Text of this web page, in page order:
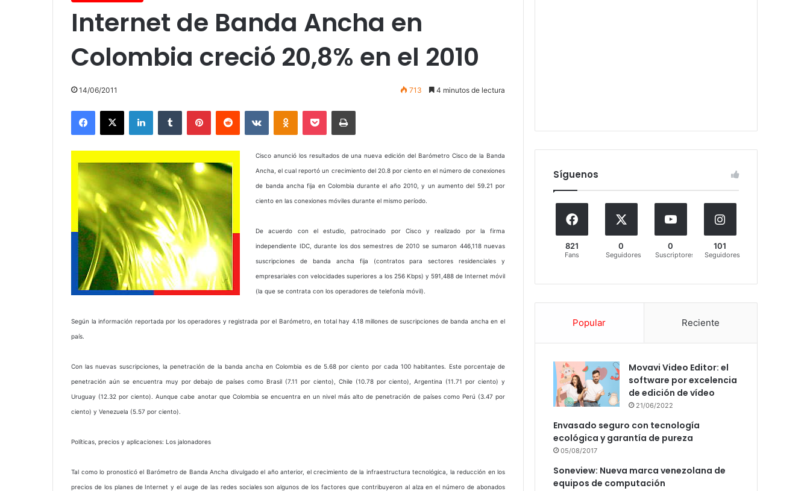
Internet de Banda Ancha en
Colombia creció 20,8% en el 2010
14/06/2011 713 4 minutos de lectura
Facebook
X LinkedInTumblr PinterestReddit VKontakteOdnoklassniki
Pocket Imprimir
Cisco anunció los resultados de una nueva edición del Barómetro Cisco de la Banda
Ancha, el cual reportó un crecimiento del 20.8 por ciento en el número de conexiones
de banda ancha fija en Colombia durante el año 2010, y un aumento del 59.21 por
ciento en las conexiones móviles durante el mismo período.
De acuerdo con el estudio, patrocinado por Cisco y realizado por la firma
independiente IDC, durante los dos semestres de 2010 se sumaron 446,118 nuevas
suscripciones de banda ancha fija (contratos para sectores residenciales y
empresariales con velocidades superiores a los 256 Kbps) y 591,488 de Internet móvil
(la que se contrata con los operadores de telefonía móvil).
Según la información reportada por los operadores y registrada por el Barómetro, en total hay 4.18 millones de suscripciones de banda ancha en el
país.
Con las nuevas suscripciones, la penetración de la banda ancha en Colombia es de 5.68 por ciento por cada 100 habitantes. Este porcentaje de
penetración aún se encuentra muy por debajo de países como Brasil (7.11 por ciento), Chile (10.78 por ciento), Argentina (11.71 por ciento) y
Uruguay (12.32 por ciento). Aunque cabe anotar que Colombia se encuentra en un nivel más alto de penetración de países como Perú (3.47 por
ciento) y Venezuela (5.57 por ciento).
Políticas, precios y aplicaciones: Los jalonadores
Tal como lo pronosticó el Barómetro de Banda Ancha divulgado el año anterior, el crecimiento de la infraestructura tecnológica, la reducción en los
precios de los planes de Internet y el auge de las redes sociales son algunos de los factores que contribuyeron al alza en el número de abonados
Síguenos
821
Fans
0
Seguidores
0
Suscriptores
101
Seguidores
Popular Reciente
Movavi Video Editor: el
software por excelencia
de edición de vídeo
21/06/2022
Envasado seguro con tecnología
ecológica y garantía de pureza
05/08/2017
Soneview: Nueva marca venezolana de
equipos de computación